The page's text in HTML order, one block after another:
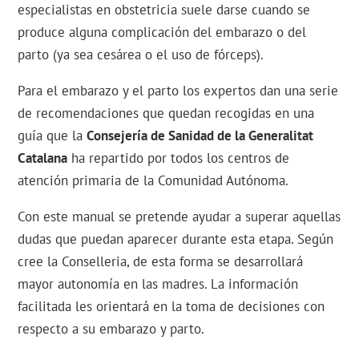
especialistas en obstetricia suele darse cuando se
produce alguna complicación del embarazo o del
parto (ya sea cesárea o el uso de fórceps).
Para el embarazo y el parto los expertos dan una serie
de recomendaciones que quedan recogidas en una
guía que laConsejería de Sanidad de la Generalitat
Catalana ha repartido por todos los centros de
atención primaria de la Comunidad Autónoma.
Con este manual se pretende ayudar a superar aquellas
dudas que puedan aparecer durante esta etapa. Según
cree la Conselleria, de esta forma se desarrollará
mayor autonomía en las madres. La información
facilitada les orientará en la toma de decisiones con
respecto a su embarazo y parto.